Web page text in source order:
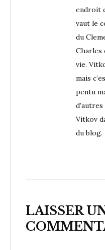
endroit
vaut le
du
Charles
vie.
mais
pentu
Vitkov
du blog.
LAISSER